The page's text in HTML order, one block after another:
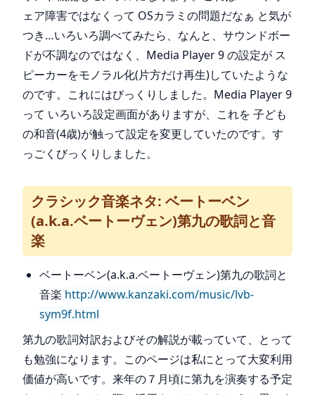
ェア障害ではなくって OSカラミの問題だなぁ と気が
つき…いろいろ調べてみたら、なんと、サウンドボー
ドが不調なのではなく、Media Player 9 の設定が ス
ピーカーをモノラル化(片方だけ再生)していたような
のです。これにはびっくりしました。Media Player 9
って いろいろ設定画面がありますが、これを 子ども
の和音(4歳)が触って設定を変更していたのです。す
っごくびっくりしました。
クラシック音楽ネタ: ベートーベン
(a.k.a.ベートーヴェン)第九の歌詞と音
楽
ベートーベン(a.k.a.ベートーヴェン)第九の歌詞と
音楽 http://www.kanzaki.com/music/lvb-
sym9f.html
第九の歌詞対訳およびその解説が載っていて、とって
も勉強になります。このページは私にとって大変利用
価値が高いです。来年の７月頃に第九を演奏する予定